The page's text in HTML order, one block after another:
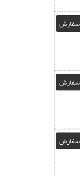
سفارش
سفارش
سفارش